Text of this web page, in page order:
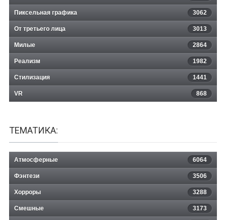
Пиксельная графика 3062
От третьего лица 3013
Милые 2864
Реализм 1982
Стилизация 1441
VR 868
ТЕМАТИКА:
Атмосферные 6064
Фэнтези 3506
Хорроры 3288
Смешные 3173